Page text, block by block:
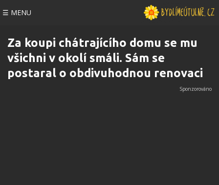
☰ MENU
Za koupi chátrajícího domu se mu
všichni v okolí smáli. Sám se
postaral o obdivuhodnou renovaci